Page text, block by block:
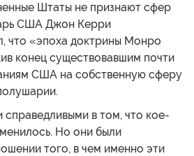
Штаты не признают сфер
США Джон Керри
что «эпоха доктрины Монро
конец существовавшим почти
США на собственную сферу
справедливыми в том, что кое-
Но они были
того, в чем именно эти